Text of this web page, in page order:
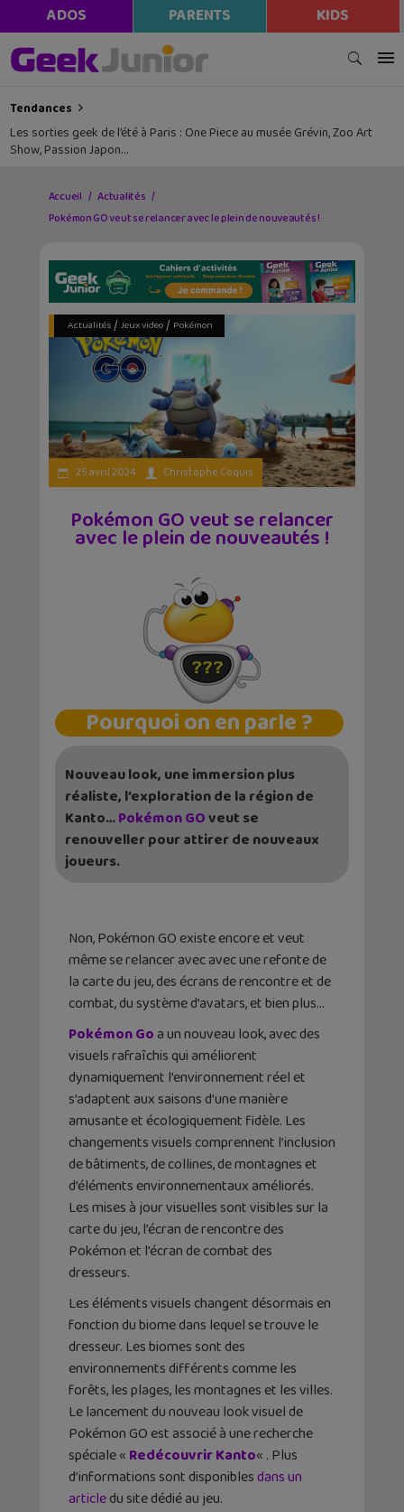
ADOS PARENTS KIDS
Tendances
Les sorties geek de l’été à Paris : One Piece au musée Grévin, Zoo Art
Show, Passion Japon…
Accueil
Actualités
Pokémon GO veut se relancer avec le plein de nouveautés !
Actualités/ Jeux video/ Pokémon
25 avril 2024 Christophe Coquis
Pokémon GO veut se relancer
avec le plein de nouveautés !
Pourquoi on en parle ?
Nouveau look, une immersion plus
réaliste, l’exploration de la région de
Kanto…Pokémon GOveut se
renouveller pour attirer de nouveaux
joueurs.
Non, Pokémon GO existe encore et veut
même se relancer avec avec une refonte de
la carte du jeu, des écrans de rencontre et de
combat, du système d’avatars, et bien plus…
Pokémon Go a un nouveau look, avec des
visuels rafraîchis qui améliorent
dynamiquement l’environnement réel et
s’adaptent aux saisons d’une manière
amusante et écologiquement fidèle. Les
changements visuels comprennent l’inclusion
de bâtiments, de collines, de montagnes et
d’éléments environnementaux améliorés.
Les mises à jour visuelles sont visibles sur la
carte du jeu, l’écran de rencontre des
Pokémon et l’écran de combat des
dresseurs.
Les éléments visuels changent désormais en
fonction du biome dans lequel se trouve le
dresseur. Les biomes sont des
environnements différents comme les
forêts, les plages, les montagnes et les villes.
Le lancement du nouveau look visuel de
Pokémon GO est associé à une recherche
spéciale « Redécouvrir Kanto« . Plus
d’informations sont disponiblesdans un
articledu site dédié au jeu.